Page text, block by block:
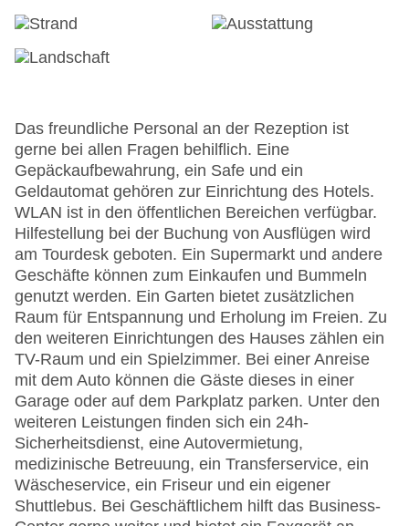
Das freundliche Personal an der Rezeption ist
gerne bei allen Fragen behilflich. Eine
Gepäckaufbewahrung, ein Safe und ein
Geldautomat gehören zur Einrichtung des Hotels.
WLAN ist in den öffentlichen Bereichen verfügbar.
Hilfestellung bei der Buchung von Ausflügen wird
am Tourdesk geboten. Ein Supermarkt und andere
Geschäfte können zum Einkaufen und Bummeln
genutzt werden. Ein Garten bietet zusätzlichen
Raum für Entspannung und Erholung im Freien. Zu
den weiteren Einrichtungen des Hauses zählen ein
TV-Raum und ein Spielzimmer. Bei einer Anreise
mit dem Auto können die Gäste dieses in einer
Garage oder auf dem Parkplatz parken. Unter den
weiteren Leistungen finden sich ein 24h-
Sicherheitsdienst, eine Autovermietung,
medizinische Betreuung, ein Transferservice, ein
Wäscheservice, ein Friseur und ein eigener
Shuttlebus. Bei Geschäftlichem hilft das Business-